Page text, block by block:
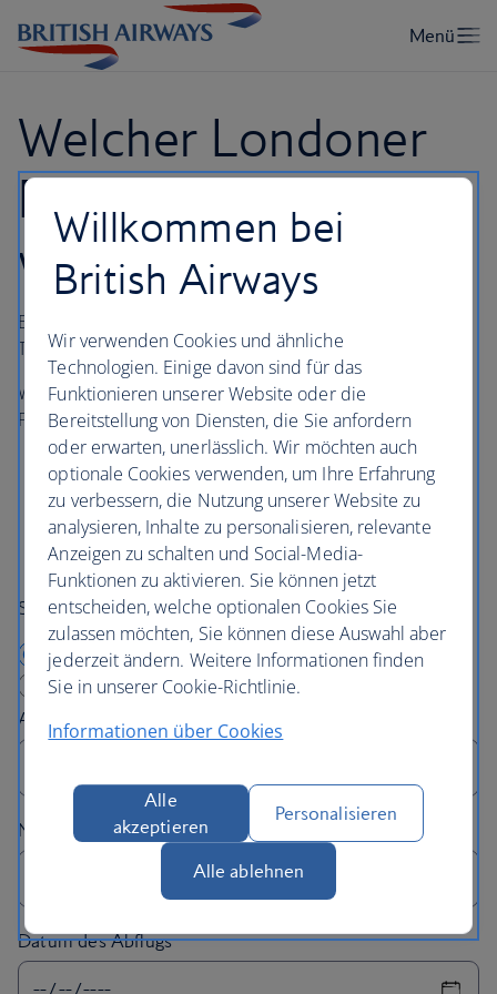
Welcher Londoner
Flughafen und
welches Terminal?
Erfahren Sie, an welchem Londoner Flughafen und
Terminal Ihr Flug ankommt oder abfliegt.
Wir betreiben Flüge von den folgenden Londoner
Flughafenterminals:
London Heathrow Terminals 3 und 5
London Gatwick South Terminal
London City
Suchen nach:
Ich reise von London ab
Ich komme in London an
Datum des Abflugs
Willkommen bei
British Airways
Wir verwenden Cookies und ähnliche
Technologien. Einige davon sind für das
Funktionieren unserer Website oder die
Bereitstellung von Diensten, die Sie anfordern
oder erwarten, unerlässlich. Wir möchten auch
optionale Cookies verwenden, um Ihre Erfahrung
zu verbessern, die Nutzung unserer Website zu
analysieren, Inhalte zu personalisieren, relevante
Anzeigen zu schalten und Social-Media-
Funktionen zu aktivieren. Sie können jetzt
entscheiden, welche optionalen Cookies Sie
zulassen möchten, Sie können diese Auswahl aber
jederzeit ändern. Weitere Informationen finden
Sie in unserer Cookie-Richtlinie.
Informationen über Cookies
Alle
akzeptieren
Personalisieren
Alle ablehnen